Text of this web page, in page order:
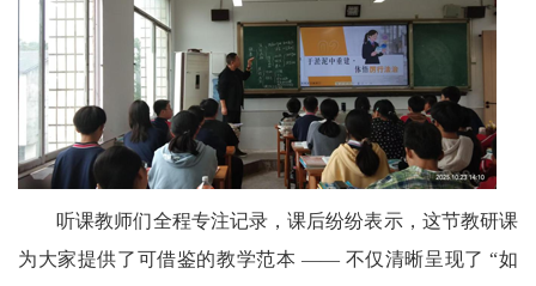
协
游
播
报
今
听课教师们全程专注记录，课后纷纷表示，这节教研课
为大家提供了可借鉴的教学范本 —— 不仅清晰呈现了 “如